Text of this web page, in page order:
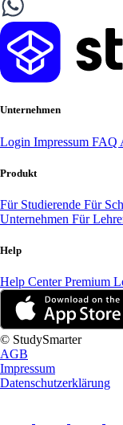
Unternehmen
Login Impressum FAQ
Produkt
Für Studierende Für
Unternehmen Für
Help
Help CenterPremium
© StudySmarter
AGB
Impressum
Datenschutzerklärung